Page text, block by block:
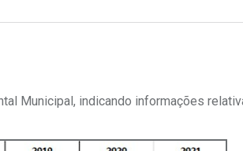
Municipal, indicando informações